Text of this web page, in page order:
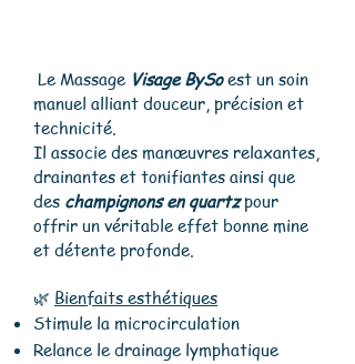
Le Massage Visage BySoest un soin
manuel alliant douceur, précision et
technicité.
Il associe des manœuvres relaxantes,
drainantes et tonifiantes ainsi que
des champignons en quartzpour
offrir un véritable effet bonne mine
et détente profonde.
🌿 Bienfaits esthétiques
Stimule la microcirculation
Relance le drainage lymphatique